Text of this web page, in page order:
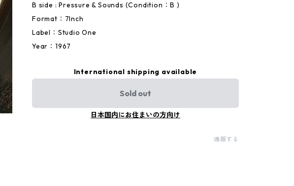
B side : Pressure & Sounds (Condition：B )
Format：7Inch
Label：Studio One
Year：1967
International shipping available
Sold out
日本国内にお住まいの方向け
通報する